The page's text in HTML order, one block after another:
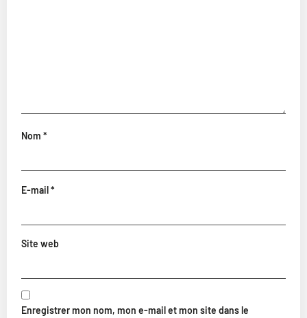
Nom *
E-mail*
Site web
Enregistrer mon nom, mon e-mail et mon site dans le